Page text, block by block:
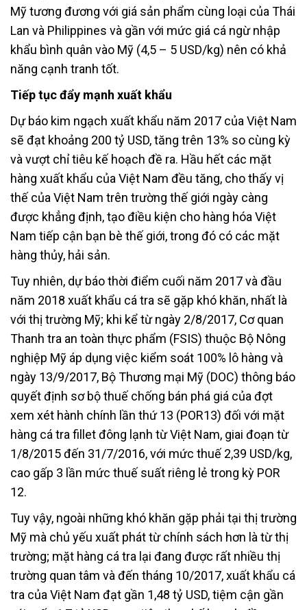
Mỹ tương đương với giá sản phẩm cùng loại của Thái
Lan và Philippines và gần với mức giá cá ngừ nhập
khẩu bình quân vào Mỹ (4,5 – 5 USD/kg) nên có khả
năng cạnh tranh tốt.
Tiếp tục đẩy mạnh xuất khẩu
Dự báo kim ngạch xuất khẩu năm 2017 của Việt Nam
sẽ đạt khoảng 200 tỷ USD, tăng trên 13% so cùng kỳ
và vượt chỉ tiêu kế hoạch đề ra. Hầu hết các mặt
hàng xuất khẩu của Việt Nam đều tăng, cho thấy vị
thế của Việt Nam trên trường thế giới ngày càng
được khẳng định, tạo điều kiện cho hàng hóa Việt
Nam tiếp cận bạn bè thế giới, trong đó có các mặt
hàng thủy, hải sản.
Tuy nhiên, dự báo thời điểm cuối năm 2017 và đầu
năm 2018 xuất khẩu cá tra sẽ gặp khó khăn, nhất là
với thị trường Mỹ; khi kể từ ngày 2/8/2017, Cơ quan
Thanh tra an toàn thực phẩm (FSIS) thuộc Bộ Nông
nghiệp Mỹ áp dụng việc kiểm soát 100% lô hàng và
ngày 13/9/2017, Bộ Thương mại Mỹ (DOC) thông báo
quyết định sơ bộ thuế chống bán phá giá của đợt
xem xét hành chính lần thứ 13 (POR13) đối với mặt
hàng cá tra fillet đông lạnh từ Việt Nam, giai đoạn từ
1/8/2015 đến 31/7/2016, với mức thuế 2,39 USD/kg,
cao gấp 3 lần mức thuế suất riêng lẻ trong kỳ POR
12.
Tuy vậy, ngoài những khó khăn gặp phải tại thị trường
Mỹ mà chủ yếu xuất phát từ chính sách hơn là từ thị
trường; mặt hàng cá tra lại đang được rất nhiều thị
trường quan tâm và đến tháng 10/2017, xuất khẩu cá
tra của Việt Nam đạt gần 1,48 tỷ USD, tiệm cận gần